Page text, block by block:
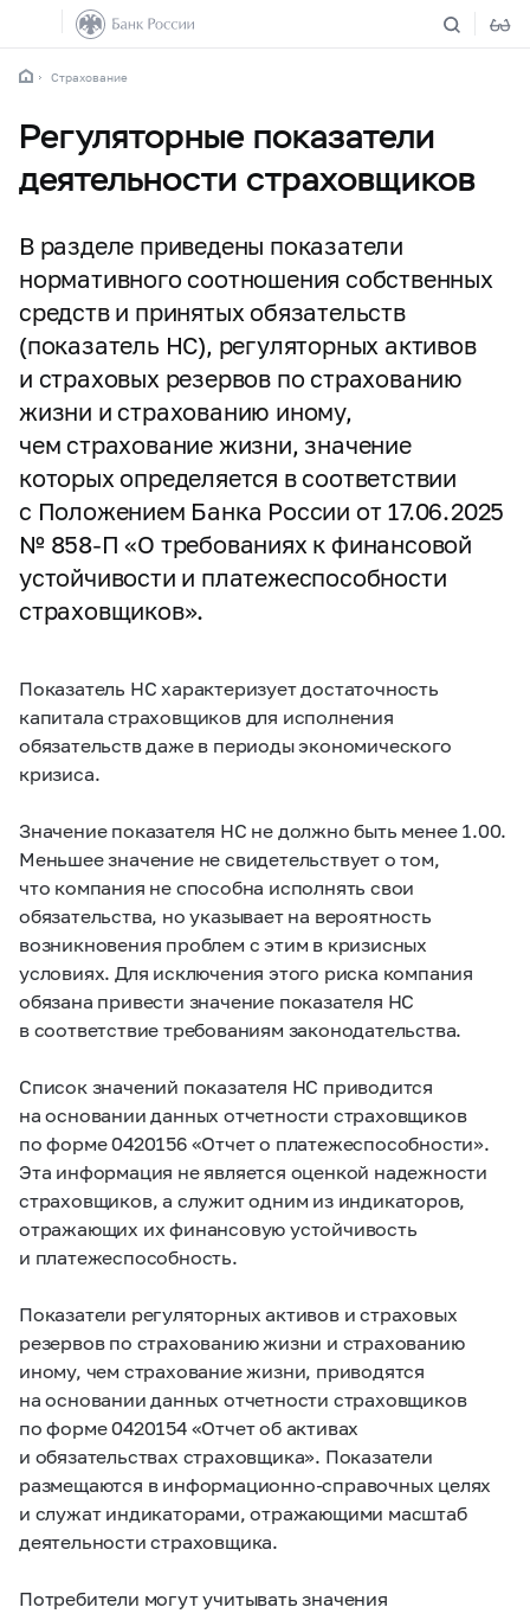
Страхование
Регуляторные показатели
деятельности страховщиков
В разделе приведены показатели
нормативного соотношения собственных
средств и принятых обязательств
(показатель НС), регуляторных активов
и страховых резервов по страхованию
жизни и страхованию иному,
чем страхование жизни, значение
которых определяется в соответствии
с Положением Банка России от 17.06.2025
№ 858-П «О требованиях к финансовой
устойчивости и платежеспособности
страховщиков».
Показатель НС характеризует достаточность
капитала страховщиков для исполнения
обязательств даже в периоды экономического
кризиса.
Значение показателя НС не должно быть менее 1.00.
Меньшее значение не свидетельствует о том,
что компания не способна исполнять свои
обязательства, но указывает на вероятность
возникновения проблем с этим в кризисных
условиях. Для исключения этого риска компания
обязана привести значение показателя НС
в соответствие требованиям законодательства.
Список значений показателя НС приводится
на основании данных отчетности страховщиков
по форме 0420156 «Отчет о платежеспособности».
Эта информация не является оценкой надежности
страховщиков, а служит одним из индикаторов,
отражающих их финансовую устойчивость
и платежеспособность.
Показатели регуляторных активов и страховых
резервов по страхованию жизни и страхованию
иному, чем страхование жизни, приводятся
на основании данных отчетности страховщиков
по форме 0420154 «Отчет об активах
и обязательствах страховщика». Показатели
размещаются в информационно-справочных целях
и служат индикаторами, отражающими масштаб
деятельности страховщика.
Потребители могут учитывать значения